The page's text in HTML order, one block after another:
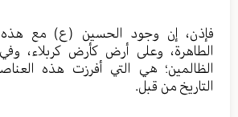
فإذن، إن وجود الحسين (ع) مع هذه
الطاهرة، وعلى أرض كأرض كربلاء،
الظالمين؛ هي التي أفرزت هذه
التاريخ من قبل.